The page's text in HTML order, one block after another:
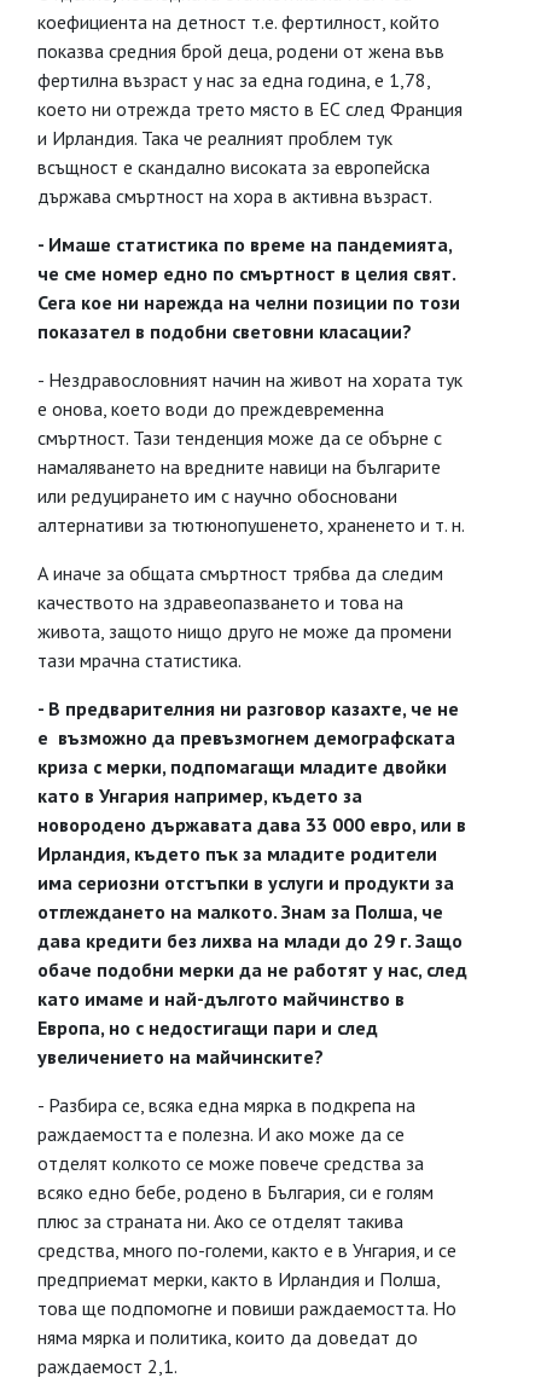
коефициента на детност т.е. фертилност, който
показва средния брой деца, родени от жена във
фертилна възраст у нас за една година, е 1,78,
което ни отрежда трето място в ЕС след Франция
и Ирландия. Така че реалният проблем тук
всъщност е скандално високата за европейска
държава смъртност на хора в активна възраст.
- Имаше статистика по време на пандемията,
че сме номер едно по смъртност в целия свят.
Сега кое ни нарежда на челни позиции по този
показател в подобни световни класации?
- Нездравословният начин на живот на хората тук
е онова, което води до преждевременна
смъртност. Тази тенденция може да се обърне с
намаляването на вредните навици на българите
или редуцирането им с научно обосновани
алтернативи за тютюнопушенето, храненето и т. н.
А иначе за общата смъртност трябва да следим
качеството на здравеопазването и това на
живота, защото нищо друго не може да промени
тази мрачна статистика.
- В предварителния ни разговор казахте, че не
е възможно да превъзмогнем демографската
криза с мерки, подпомагащи младите двойки
като в Унгария например, където за
новородено държавата дава 33 000 евро, или в
Ирландия, където пък за младите родители
има сериозни отстъпки в услуги и продукти за
отглеждането на малкото. Знам за Полша, че
дава кредити без лихва на млади до 29 г. Защо
обаче подобни мерки да не работят у нас, след
като имаме и най-дългото майчинство в
Европа, но с недостигащи пари и след
увеличението на майчинските?
- Разбира се, всяка една мярка в подкрепа на
раждаемостта е полезна. И ако може да се
отделят колкото се може повече средства за
всяко едно бебе, родено в България, си е голям
плюс за страната ни. Ако се отделят такива
средства, много по-големи, както е в Унгария, и се
предприемат мерки, както в Ирландия и Полша,
това ще подпомогне и повиши раждаемостта. Но
няма мярка и политика, които да доведат до
раждаемост 2,1.